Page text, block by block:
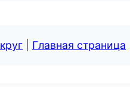
Главная страница